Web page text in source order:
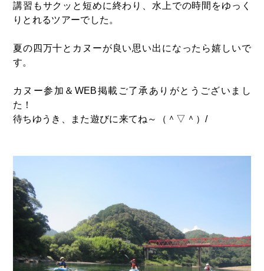
講習もサクッと短めに終わり、水上での時間をゆっく
りとれるツアーでした。
夏の四万十とカヌーが良い思い出になったら嬉しいで
す。
カヌー参加＆WEB掲載ご了承ありがとうございまし
た！
待ちゆうき、また遊びに来てね～（＾▽＾）/